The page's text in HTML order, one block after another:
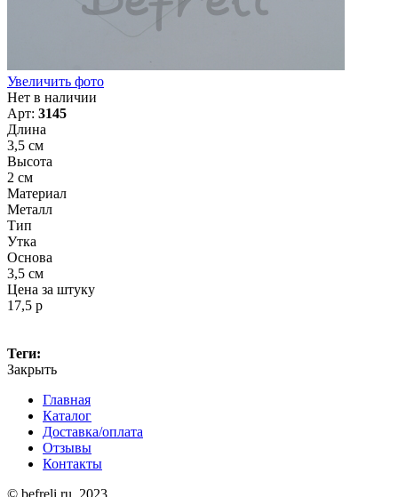
Увеличить фото
Нет в наличии
Арт: 3145
Длина
3,5 см
Высота
2 см
Материал
Металл
Тип
Утка
Основа
3,5 см
Цена за штуку
17,5 р
Теги:
Закрыть
Главная
Каталог
Доставка/оплата
Отзывы
Контакты
© befreli.ru, 2023